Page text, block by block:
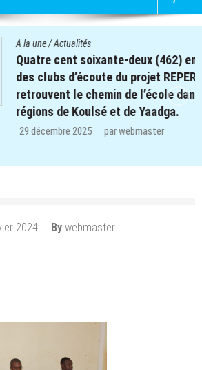
/ Actualités
cent soixante-deux (462) enfants
clubs d’écoute du projet REPERE
le chemin de l’école dans les
de Koulsé et de Yaadga.
décembre 2025 parwebmaster
2024 By webmaster